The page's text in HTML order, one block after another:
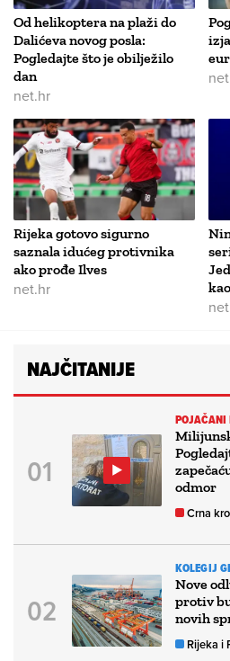
Od helikoptera na plaži do
Dalićeva novog posla:
Pogledajte što je obilježilo
dan
net.hr
Rijeka gotovo sigurno
saznala idućeg protivnika
ako prođe Ilves
net.hr
NAJČITANIJE
POJAČANI
odmor
Crna
KOLEGIJ
Nove
protiv
novih
Rijeka i